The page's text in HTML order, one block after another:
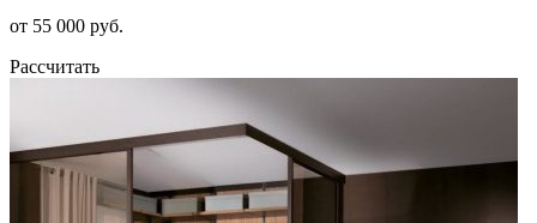
от 55 000 руб.
Рассчитать